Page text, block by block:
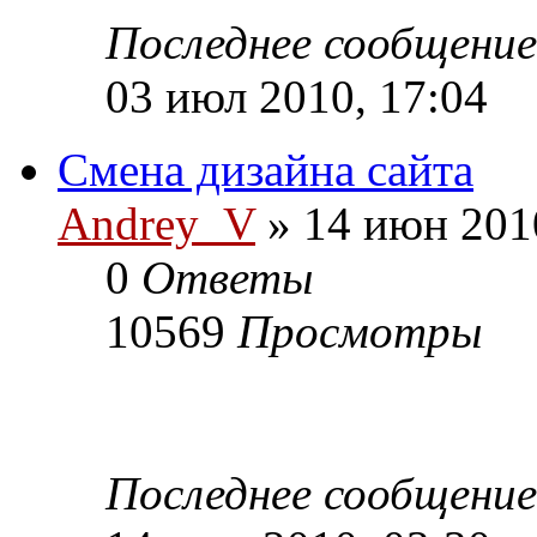
Последнее
03 июл 2010, 17:04
Смена дизайна сайта
Andrey_V» 14 июн
0 Ответы
10569 Просмотры
Последнее